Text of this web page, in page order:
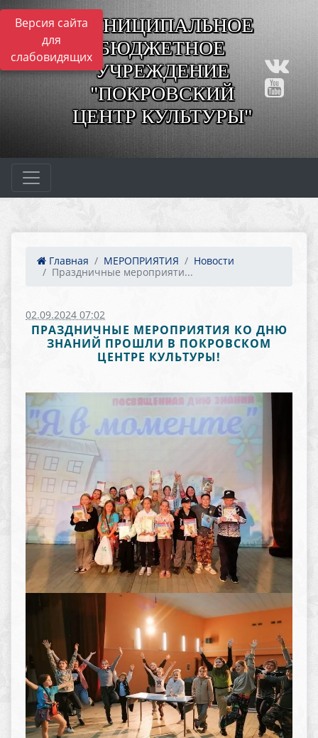
Версия сайта
для
слабовидящих
МУНИЦИПАЛЬНОЕ
БЮДЖЕТНОЕ
УЧРЕЖДЕНИЕ
"ПОКРОВСКИЙ
ЦЕНТР КУЛЬТУРЫ"
Главная МЕРОПРИЯТИЯ
Новости
Праздничные мероприяти...
02.09.2024 07:02
ПРАЗДНИЧНЫЕ МЕРОПРИЯТИЯ КО ДНЮ
ЗНАНИЙ ПРОШЛИ В ПОКРОВСКОМ
ЦЕНТРЕ КУЛЬТУРЫ!